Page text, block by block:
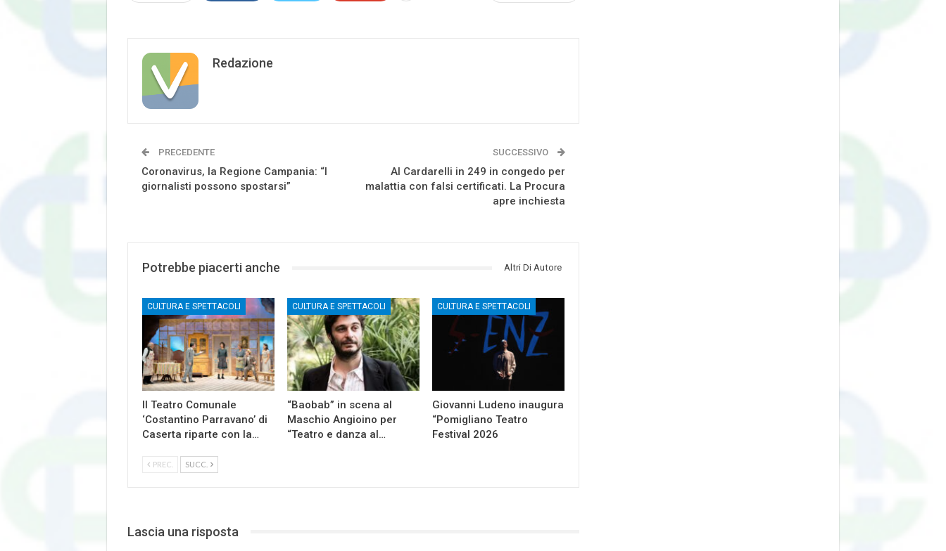
Redazione
PRECEDENTE
Coronavirus, la Regione Campania: “I
giornalisti possono spostarsi”
SUCCESSIVO
Al Cardarelli in 249 in congedo per
malattia con falsi certificati. La Procura
apre inchiesta
Potrebbe piacerti anche Altri Di Autore
CULTURA E SPETTACOLI
Il Teatro Comunale
‘Costantino Parravano’ di
Caserta riparte con la…
CULTURA E SPETTACOLI
“Baobab” in scena al
Maschio Angioino per
“Teatro e danza al…
CULTURA E SPETTACOLI
Giovanni Ludeno inaugura
“Pomigliano Teatro
Festival 2026
PREC. SUCC.
Lascia una risposta